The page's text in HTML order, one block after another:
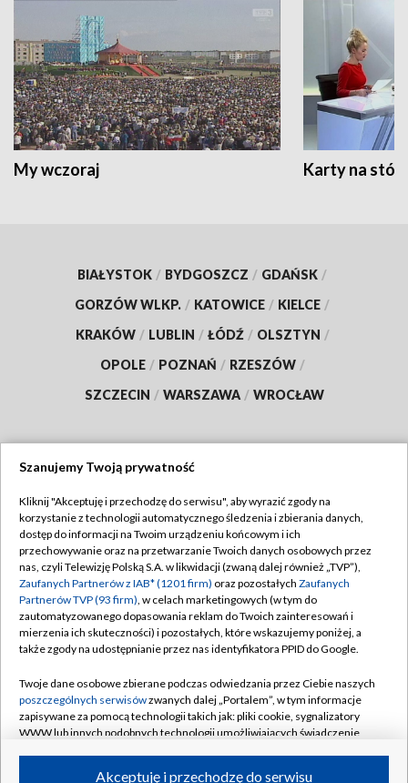
My wczoraj Karty na
BIAŁYSTOK / BYDGOSZCZ / GDAŃSK /
GORZÓW WLKP. / KATOWICE / KIELCE /
KRAKÓW / LUBLIN / ŁÓDŹ / OLSZTYN /
OPOLE / POZNAŃ / RZESZÓW /
SZCZECIN / WARSZAWA / WROCŁAW
TVP
Abonament TVP
Emisja w TVP
Centrum informacji TVP
Naziemna Telewizja Cyfrowa
Rada Programowa
System NOS
Informacje o nadawcy
Regulamin TVP
Polityka prywatności
Moje zgody
Pomoc
Kontakt
Kanały
Szanujemy Twoją prywatność
Kliknij "Akceptuję i przechodzę do serwisu", aby wyrazić zgody na
korzystanie z technologii automatycznego śledzenia i zbierania danych,
dostęp do informacji na Twoim urządzeniu końcowym i ich
przechowywanie oraz na przetwarzanie Twoich danych osobowych przez
nas, czyli Telewizję Polską S.A. w likwidacji (zwaną dalej również „TVP”),
Zaufanych Partnerów z IAB* (1201 firm) oraz pozostałych Zaufanych
Partnerów TVP (93 firm), w celach marketingowych (w tym do
zautomatyzowanego dopasowania reklam do Twoich zainteresowań i
mierzenia ich skuteczności) i pozostałych, które wskazujemy poniżej, a
także zgody na udostępnianie przez nas identyfikatora PPID do Google.
Twoje dane osobowe zbierane podczas odwiedzania przez Ciebie naszych
poszczególnych serwisówzwanych dalej „Portalem”, w tym informacje
zapisywane za pomocą technologii takich jak: pliki cookie, sygnalizatory
WWW lub innych podobnych technologii umożliwiających świadczenie
Akceptuję i przechodzę do serwisu